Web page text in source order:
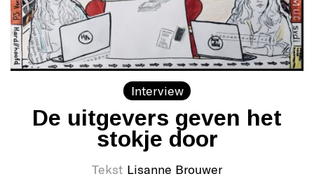
Interview
De uitgevers geven het
stokje door
Tekst Lisanne Brouwer